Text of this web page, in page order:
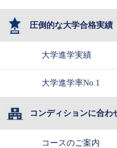
圧倒的な大学合格実績
大学進学実績
大学進学率No.1
コンディションに合わ
コースのご案内